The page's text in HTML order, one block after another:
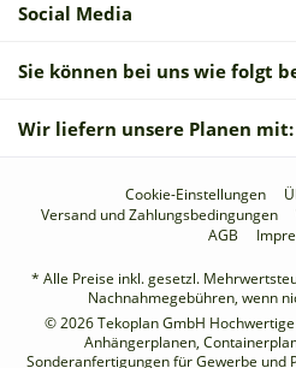
Social Media
Sie können bei uns wie folgt
Wir liefern unsere Planen mit:
Cookie-Einstellungen
Versand und Zahlungsbedingungen
AGB
* Alle Preise inkl. gesetzl.
Nachnahmegebühren, wenn
© 2026 Tekoplan GmbH
Anhängerplanen,
Sonderanfertigungen für Gewerbe und